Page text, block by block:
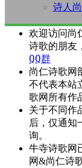
诗人
欢迎访问尚
诗歌的朋友
QQ群
尚仁诗歌网
不代表本站
歌网所有作
关于不同作
后，仅通知
询。
牛寺诗歌网
网&尚仁诗